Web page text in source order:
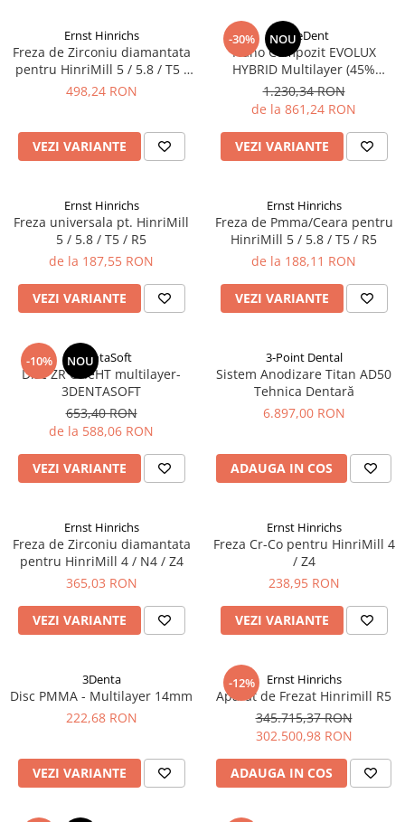
Disc PMMA Eldy Plus
Diverse
Soclatoare
Steamere
Ernst Hinrichs
Freza de Zirconiu diamantata
pentru HinriMill 5 / 5.8 / T5 /
R5
498,24 RON
VEZI VARIANTE
-30% NOU
BlueDent
Nano Compozit EVOLUX
HYBRID Multilayer (45%
Ceramica)
1.230,34 RON
de la 861,24 RON
VEZI VARIANTE
Ernst Hinrichs
Freza universala pt. HinriMill
5 / 5.8 / T5 / R5
de la 187,55 RON
VEZI VARIANTE
Ernst Hinrichs
Freza de Pmma/Ceara pentru
HinriMill 5 / 5.8 / T5 / R5
de la 188,11 RON
VEZI VARIANTE
-10% NOU
3DentaSoft
Disc ZR OneHT multilayer-
3DENTASOFT
653,40 RON
de la 588,06 RON
VEZI VARIANTE
3-Point Dental
Sistem Anodizare Titan AD50
Tehnica Dentară
6.897,00 RON
ADAUGA IN COS
Ernst Hinrichs
Freza de Zirconiu diamantata
pentru HinriMill 4 / N4 / Z4
365,03 RON
VEZI VARIANTE
Ernst Hinrichs
Freza Cr-Co pentru HinriMill 4
/ Z4
238,95 RON
VEZI VARIANTE
3Denta
Disc PMMA - Multilayer 14mm
222,68 RON
VEZI VARIANTE
-12% Ernst Hinrichs
Aparat de Frezat Hinrimill R5
345.715,37 RON
302.500,98 RON
ADAUGA IN COS